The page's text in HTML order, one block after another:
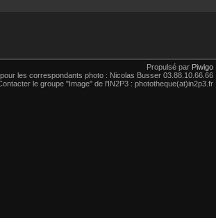
Propulsé par Piwigo
pour les correspondants photo : Nicolas Busser 03.88.10.66.66
le groupe "Image" de l'IN2P3 : phototheque(at)in2p3.fr